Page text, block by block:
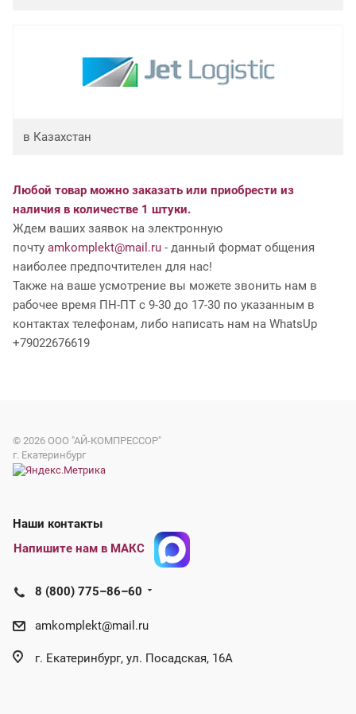
в Казахстан
Любой товар можно заказать или приобрести из
наличия в количестве 1 штуки.
Ждем ваших заявок на электронную
почту amkomplekt@mail.ru - данный формат общения
наиболее предпочтителен для нас!
Также на ваше усмотрение вы можете звонить нам в
рабочее время ПН-ПТ с 9-30 до 17-30 по указанным в
контактах телефонам, либо написать нам на WhatsUp
+79022676619
© 2026 ООО "АЙ-КОМПРЕССОР"
г. Екатеринбург
Наши контакты
Напишите нам в МАКС
8 (800) 775–86–60
amkomplekt@mail.ru
г. Екатеринбург, ул. Посадская, 16А